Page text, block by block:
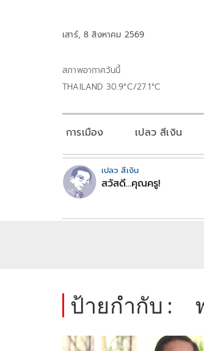
เสาร์, 8 สิงหาคม 2569
สภาพอากาศวันนี้
THAILAND 30.9°C/27.1°C
การเมือง เปลว สีเงิน
เปลว สีเงิน
สวัสดี...คุณครู!
ป้ายกำกับ :